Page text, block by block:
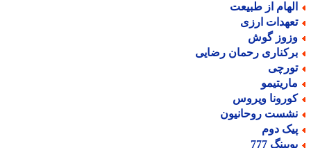
از طبیعت
ارزی
گوش
رحمان رضایی
ویروس
روحانیون
دوم
777